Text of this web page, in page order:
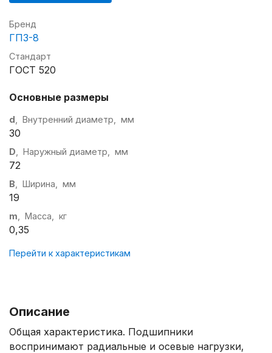
Бренд
ГПЗ-8
Стандарт
ГОСТ 520
Основные размеры
d , Внутренний диаметр, мм
30
D , Наружный диаметр, мм
72
B , Ширина, мм
19
m , Масса, кг
0,35
Перейти к характеристикам
Описание
Общая характеристика. Подшипники
воспринимают радиальные и осевые нагрузки,